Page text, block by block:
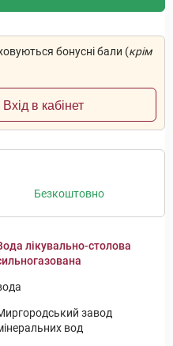
бонусні бали (крім
Вхід в кабінет
Безкоштовно
лікувально-столова
завод
вод